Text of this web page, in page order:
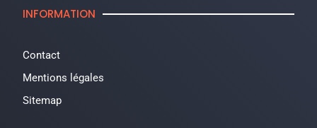
INFORMATION
Contact
Mentions légales
Sitemap